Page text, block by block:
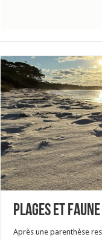
Plages et
Après une parenthèse